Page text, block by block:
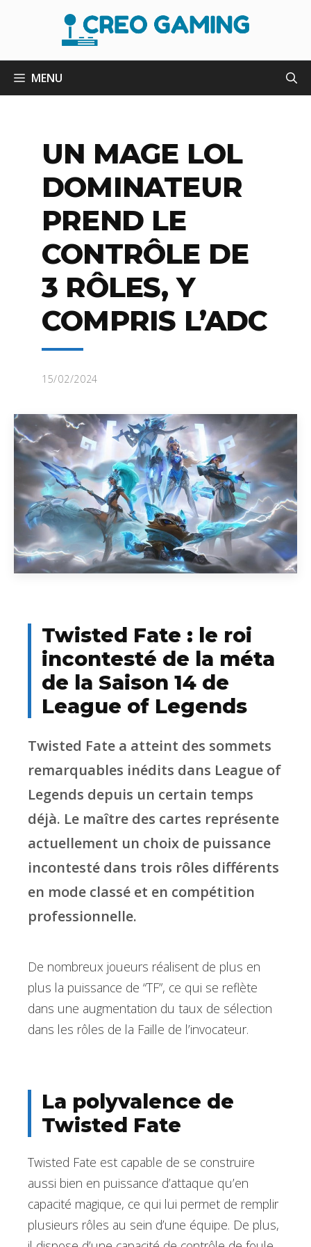
MENU
UN MAGE LOL
DOMINATEUR
PREND LE
CONTRÔLE DE
3 RÔLES, Y
COMPRIS L’ADC
15/02/2024
Twisted Fate : le roi
incontesté de la méta
de la Saison 14 de
League of Legends
Twisted Fate a atteint des sommets
remarquables inédits dans League of
Legends depuis un certain temps
déjà. Le maître des cartes représente
actuellement un choix de puissance
incontesté dans trois rôles différents
en mode classé et en compétition
professionnelle.
De nombreux joueurs réalisent de plus en
plus la puissance de “TF”, ce qui se reflète
dans une augmentation du taux de sélection
dans les rôles de la Faille de l’invocateur.
La polyvalence de
Twisted Fate
Twisted Fate est capable de se construire
aussi bien en puissance d’attaque qu’en
capacité magique, ce qui lui permet de remplir
plusieurs rôles au sein d’une équipe. De plus,